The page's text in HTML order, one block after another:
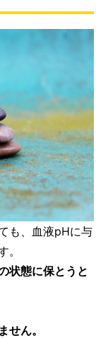
も、血液pHに与
。
状態に保とうと
せん。